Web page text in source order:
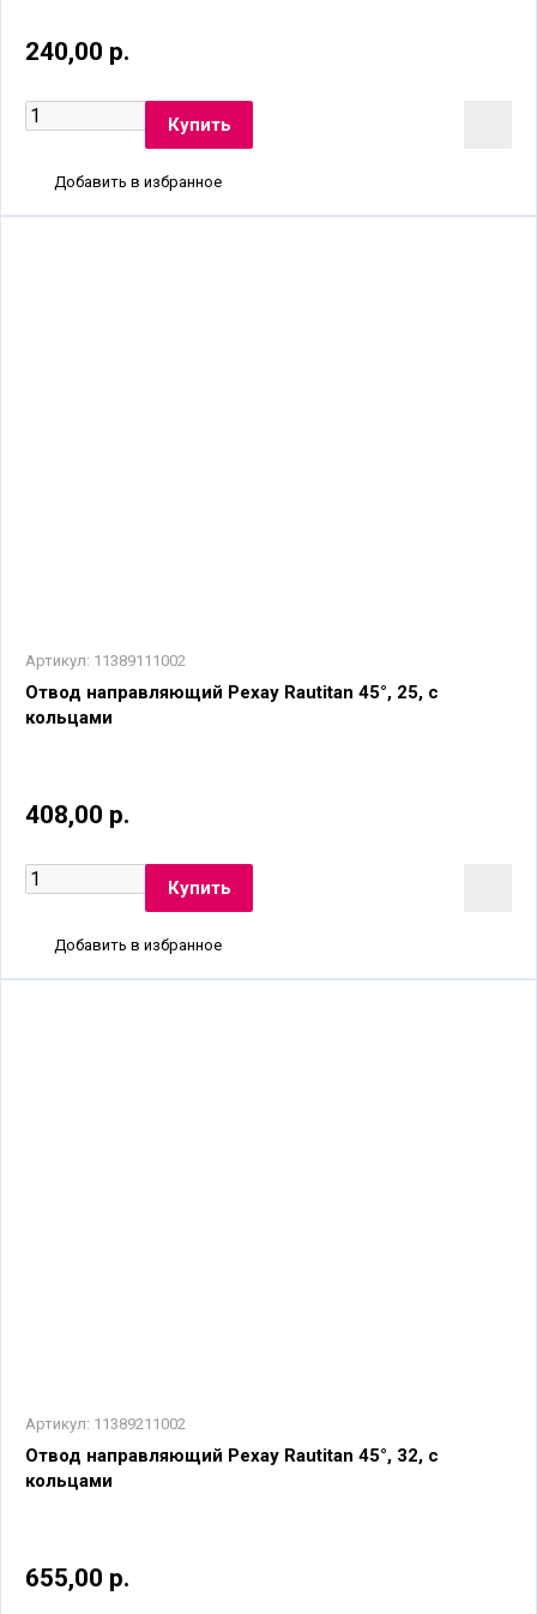
240,00 р.
Добавить в избранное
Артикул: 11389111002
Отвод направляющий Рехау Rautitan 45°, 25, с
кольцами
408,00 р.
Добавить в избранное
Артикул: 11389211002
Отвод направляющий Рехау Rautitan 45°, 32, с
кольцами
655,00 р.